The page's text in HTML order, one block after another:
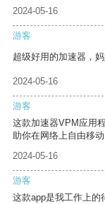
2024-05-16
游客
超级好用的加速器，
2024-05-16
游客
这款加速器VPM应用
助你在网络上自由移动
2024-05-16
游客
这款app是我工作上的